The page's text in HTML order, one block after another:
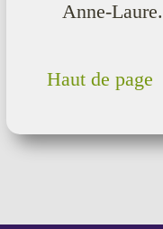
Anne-
Haut de page